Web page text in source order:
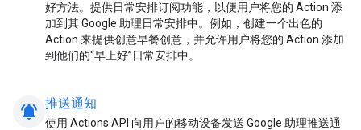
好方法。提供日常安排订阅功能，以便用户将您的 Action 添
加到其 Google 助理日常安排中。例如，创建一个出色的
Action 来提供创意早餐创意，并允许用户将您的 Action 添加
到他们的“早上好”日常安排中。
notifications_active 推送通知
使用 Actions API 向用户的移动设备发送 Google 助理推送通